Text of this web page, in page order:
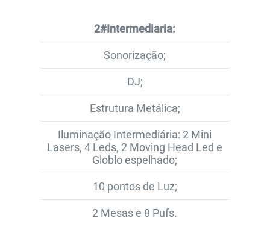
2#Intermediaria:
Sonorização;
DJ;
Estrutura Metálica;
Iluminação Intermediária: 2 Mini
Lasers, 4 Leds, 2 Moving Head Led e
Globlo espelhado;
10 pontos de Luz;
2 Mesas e 8 Pufs.